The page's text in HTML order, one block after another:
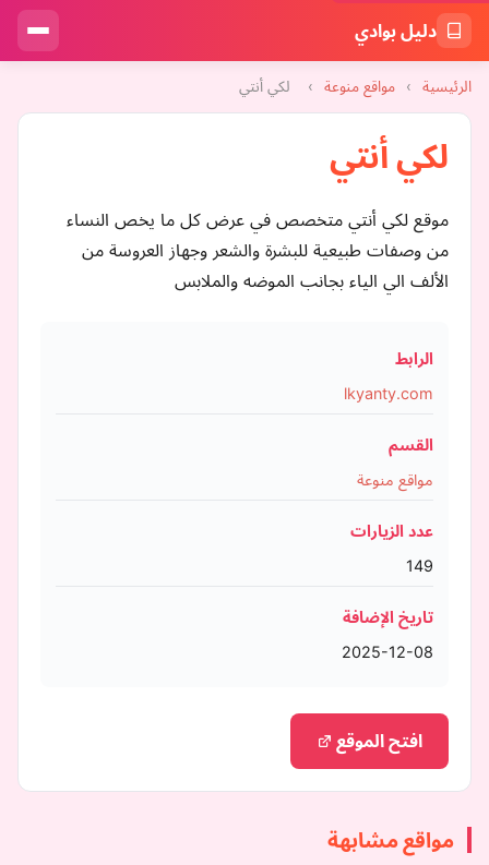
دليل بوادي
الرئيسية › مواقع منوعة › لكي أنتي
لكي أنتي
موقع لكي أنتي متخصص في عرض كل ما يخص النساء
من وصفات طبيعية للبشرة والشعر وجهاز العروسة من
الألف الي الياء بجانب الموضه والملابس
الرابط
lkyanty.com
القسم
مواقع منوعة
عدد الزيارات
149
تاريخ الإضافة
2025-12-08
افتح الموقع
مواقع مشابهة